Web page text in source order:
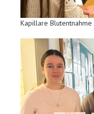
Kapillare Blutentnahme